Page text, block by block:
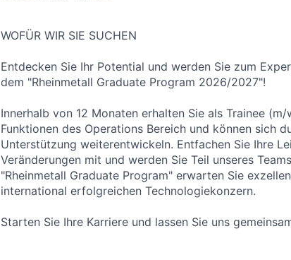
WOFÜR WIR SIE SUCHEN
Entdecken Sie Ihr Potential und werden Sie zum
dem "Rheinmetall Graduate Program 2026/2027"!
Innerhalb von 12 Monaten erhalten Sie als Trainee
Funktionen des Operations Bereich und können sich
Unterstützung weiterentwickeln. Entfachen Sie Ihre
Veränderungen mit und werden Sie Teil unseres
"Rheinmetall Graduate Program" erwarten Sie
international erfolgreichen Technologiekonzern.
Starten Sie Ihre Karriere und lassen Sie uns